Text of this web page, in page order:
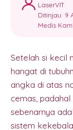
LaserVIT
Ditinjau: 9
Medis Kami
Setelah si kecil
hangat di
angka di atas
cemas, padahal
sebenarnya
sistem